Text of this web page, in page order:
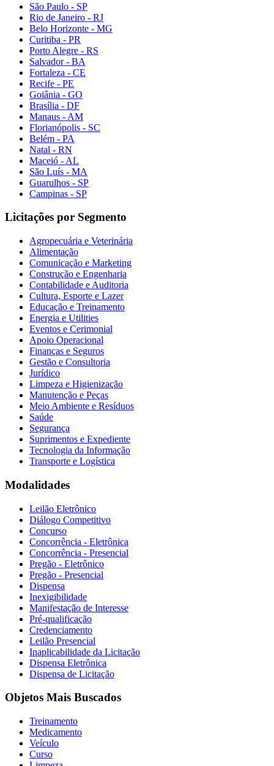
São Paulo - SP
Rio de Janeiro - RJ
Belo Horizonte - MG
Curitiba - PR
Porto Alegre - RS
Salvador - BA
Fortaleza - CE
Recife - PE
Goiânia - GO
Brasília - DF
Manaus - AM
Florianópolis - SC
Belém - PA
Natal - RN
Maceió - AL
São Luís - MA
Guarulhos - SP
Campinas - SP
Licitações por Segmento
Agropecuária e Veterinária
Alimentação
Comunicação e Marketing
Construção e Engenharia
Contabilidade e Auditoria
Cultura, Esporte e Lazer
Educação e Treinamento
Energia e Utilities
Eventos e Cerimonial
Apoio Operacional
Finanças e Seguros
Gestão e Consultoria
Jurídico
Limpeza e Higienização
Manutenção e Peças
Meio Ambiente e Resíduos
Saúde
Segurança
Suprimentos e Expediente
Tecnologia da Informação
Transporte e Logística
Modalidades
Leilão Eletrônico
Diálogo Competitivo
Concurso
Concorrência - Eletrônica
Concorrência - Presencial
Pregão - Eletrônico
Pregão - Presencial
Dispensa
Inexigibilidade
Manifestação de Interesse
Pré-qualificação
Credenciamento
Leilão Presencial
Inaplicabilidade da Licitação
Dispensa Eletrônica
Dispensa de Licitação
Objetos Mais Buscados
Treinamento
Medicamento
Veículo
Curso